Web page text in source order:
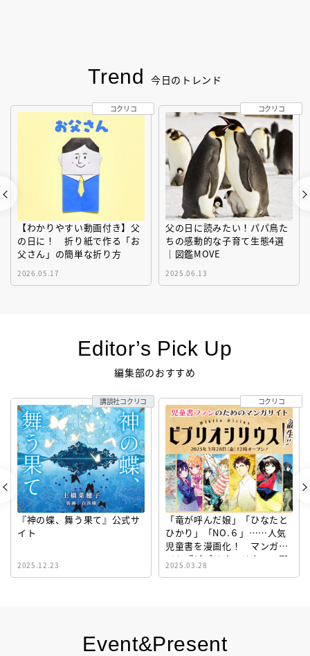
Event&Present
Trend 今日のトレンド
【わかりやすい動画付き】父
の日に！ 折り紙で作る「お
父さん」の簡単な折り方
2026.05.17
コクリコ
父の日に読みたい！パパ鳥た
ちの感動的な子育て生態4選
｜図鑑MOVE
2025.06.13
コクリコ
Editor’s Pick Up
編集部のおすすめ
『神の蝶、舞う果て』公式サ
イト
2025.12.23
講談社コクリコ
「竜が呼んだ娘」「ひなたと
ひかり」「NO.６」……人気
児童書を漫画化！ マンガサ
イト『ビブリオシリウス』誕
生！
2025.03.28
コクリコ